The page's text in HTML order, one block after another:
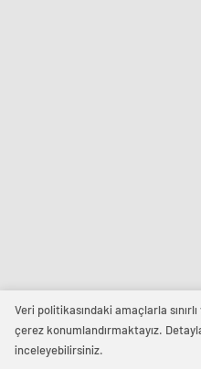
Veri politikasındaki amaçlarla
çerez konumlandırmaktayız.
inceleyebilirsiniz.